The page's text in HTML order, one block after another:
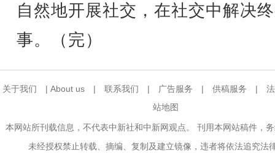
自然地开展社交，在社交中解决
事。（完）
关于我们 | About us | 联系我们 | 广告服务 | 供稿服务 |
站地图
本网站所刊载信息，不代表中新社和中新网观点。 刊用本网站稿件，
未经授权禁止转载、摘编、复制及建立镜像，违者将依法追究法